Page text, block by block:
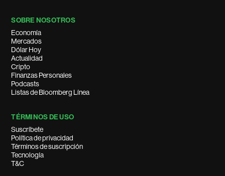
SOBRE NOSOTROS
Economía
Mercados
Dólar Hoy
Actualidad
Cripto
Finanzas Personales
Podcasts
Listas de Bloomberg Línea
TÉRMINOS DE USO
Suscríbete
Política de privacidad
Términos de suscripción
Tecnología
T&C